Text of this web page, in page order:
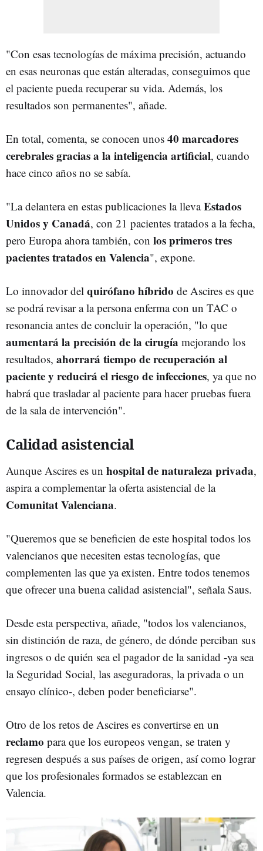
"Con esas tecnologías de máxima precisión, actuando
en esas neuronas que están alteradas, conseguimos que
el paciente pueda recuperar su vida. Además, los
resultados son permanentes", añade.
En total, comenta, se conocen unos 40 marcadores
cerebrales gracias a la inteligencia artificial, cuando
hace cinco años no se sabía.
"La delantera en estas publicaciones la llevaEstados
Unidos y Canadá, con 21 pacientes tratados a la fecha,
pero Europa ahora también, con los primeros tres
pacientes tratados en Valencia", expone.
Lo innovador del quirófano híbrido de Ascires es que
se podrá revisar a la persona enferma con un TAC o
resonancia antes de concluir la operación, "lo que
aumentará la precisión de la cirugía mejorando los
resultados, ahorrará tiempo de recuperación al
pacientey reducirá el riesgo de infecciones, ya que no
habrá que trasladar al paciente para hacer pruebas fuera
de la sala de intervención".
Calidad asistencial
Aunque Ascires es un hospital de naturaleza privada,
aspira a complementar la oferta asistencial de la
Comunitat Valenciana.
"Queremos que se beneficien de este hospital todos los
valencianos que necesiten estas tecnologías, que
complementen las que ya existen. Entre todos tenemos
que ofrecer una buena calidad asistencial", señala Saus.
Desde esta perspectiva, añade, "todos los valencianos,
sin distinción de raza, de género, de dónde perciban sus
ingresos o de quién sea el pagador de la sanidad -ya sea
la Seguridad Social, las aseguradoras, la privada o un
ensayo clínico-, deben poder beneficiarse".
Otro de los retos de Ascires es convertirse en un
reclamo para que los europeos vengan, se traten y
regresen después a sus países de origen, así como lograr
que los profesionales formados se establezcan en
Valencia.